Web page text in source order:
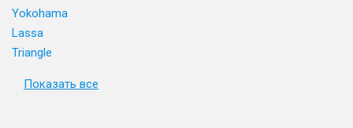
Yokohama
Lassa
Triangle
Показать все